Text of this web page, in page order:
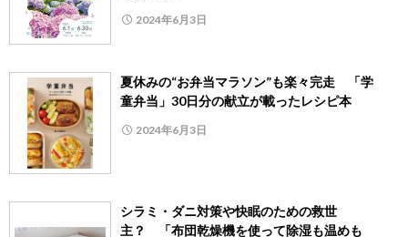
2024年6月3日
夏休みの“お弁当マラソン”も楽々完走 「学
童弁当」30日分の献立が載ったレシピ本
2024年6月3日
シラミ・ダニ対策や快眠のための救世
主？ 「布団乾燥機を使って除湿も温めも